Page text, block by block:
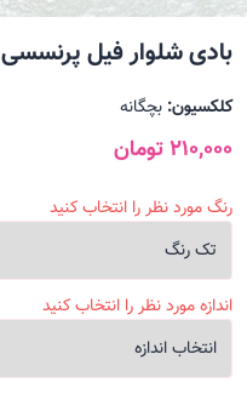
بادی شلوار فیل پرنسسی
کلکسیون: بچگانه
210,000 تومان
رنگ مورد نظر را انتخاب کنید
اندازه مورد نظر را انتخاب کنید